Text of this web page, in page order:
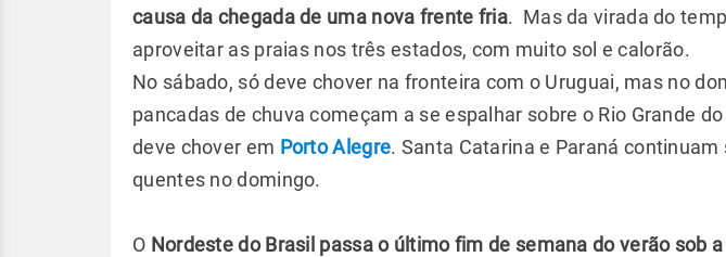
causa da chegada de uma nova frente fria. Mas da virada do
aproveitar as praias nos três estados, com muito sol e calorão.
No sábado, só deve chover na fronteira com o Uruguai, mas no
pancadas de chuva começam a se espalhar sobre o Rio Grande
deve chover em Porto Alegre. Santa Catarina e Paraná
quentes no domingo.
O Nordeste do Brasil passa o último fim de semana do verão sob